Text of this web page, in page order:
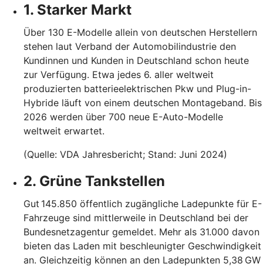
1. Starker Markt
Über 130 E-Modelle allein von deutschen Herstellern
stehen laut Verband der Automobilindustrie den
Kundinnen und Kunden in Deutschland schon heute
zur Verfügung. Etwa jedes 6. aller weltweit
produzierten batterieelektrischen Pkw und Plug-in-
Hybride läuft von einem deutschen Montageband. Bis
2026 werden über 700 neue E-Auto-Modelle
weltweit erwartet.
(Quelle: VDA Jahresbericht; Stand: Juni 2024)
2. Grüne Tankstellen
Gut 145.850 öffentlich zugängliche Ladepunkte für E-
Fahrzeuge sind mittlerweile in Deutschland bei der
Bundesnetzagentur gemeldet. Mehr als 31.000 davon
bieten das Laden mit beschleunigter Geschwindigkeit
an. Gleichzeitig können an den Ladepunkten 5,38 GW